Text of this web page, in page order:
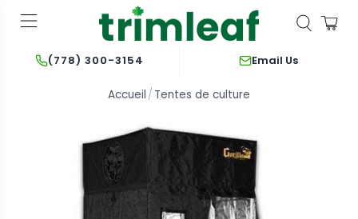
(778) 300-3154 Email Us
Accueil Tentes de culture